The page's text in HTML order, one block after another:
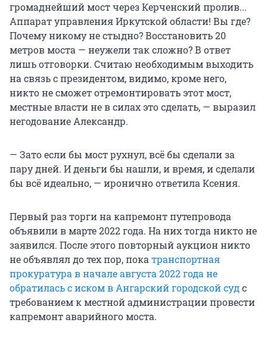
громаднейший мост через Керченский пролив...
Аппарат управления Иркутской области! Вы где?
Почему никому не стыдно? Восстановить 20
метров моста — неужели так сложно? В ответ
лишь отговорки. Считаю необходимым выходить
на связь с президентом, видимо, кроме него,
никто не сможет отремонтировать этот мост,
местные власти не в силах это сделать, — выразил
негодование Александр.
— Зато если бы мост рухнул, всё бы сделали за
пару дней. И деньги бы нашли, и время, и сделали
бы всё идеально, — иронично ответила Ксения.
Первый раз торги на капремонт путепровода
объявили в марте 2022 года. На них тогда никто не
заявился. После этого повторный аукцион никто
не объявлял до тех пор, пока транспортная
прокуратура в начале августа 2022 года не
обратилась с иском в Ангарский городской судс
требованием к местной администрации провести
капремонт аварийного моста.